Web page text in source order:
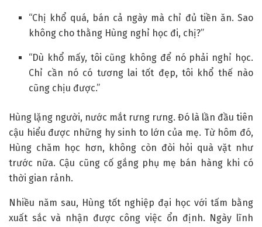
“Chị khổ quá, bán cả ngày mà chỉ đủ tiền ăn. Sao
không cho thằng Hùng nghỉ học đi, chị?”
“Dù khổ mấy, tôi cũng không để nó phải nghỉ học.
Chỉ cần nó có tương lai tốt đẹp, tôi khổ thế nào
cũng chịu được.”
Hùng lặng người, nước mắt rưng rưng. Đó là lần đầu tiên
cậu hiểu được những hy sinh to lớn của mẹ. Từ hôm đó,
Hùng chăm học hơn, không còn đòi hỏi quà vặt như
trước nữa. Cậu cũng cố gắng phụ mẹ bán hàng khi có
thời gian rảnh.
Nhiều năm sau, Hùng tốt nghiệp đại học với tấm bằng
xuất sắc và nhận được công việc ổn định. Ngày lĩnh